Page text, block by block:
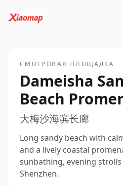
СМОТРОВАЯ ПЛОЩАДКА
Dameisha
Beach
大梅沙海滨长廊
Long sandy beach with
and a lively coastal
sunbathing, evening
Shenzhen.